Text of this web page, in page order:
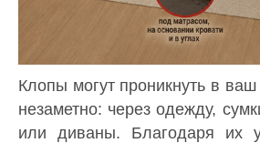
Клопы могут проникнуть в
незаметно: через одежду,
или диваны. Благодаря их